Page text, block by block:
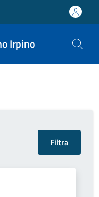
Irpino